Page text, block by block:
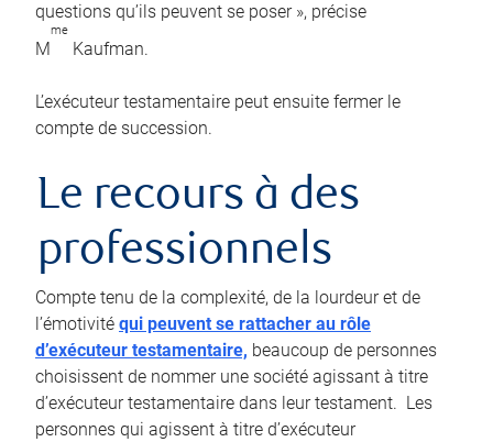
questions qu’ils peuvent se poser », précise
M
me
Kaufman.
L’exécuteur testamentaire peut ensuite fermer le
compte de succession.
Le recours à des
professionnels
Compte tenu de la complexité, de la lourdeur et de
l’émotivité qui peuvent se rattacher au rôle
d’exécuteur testamentaire, beaucoup de personnes
choisissent de nommer une société agissant à titre
d’exécuteur testamentaire dans leur testament. Les
personnes qui agissent à titre d’exécuteur